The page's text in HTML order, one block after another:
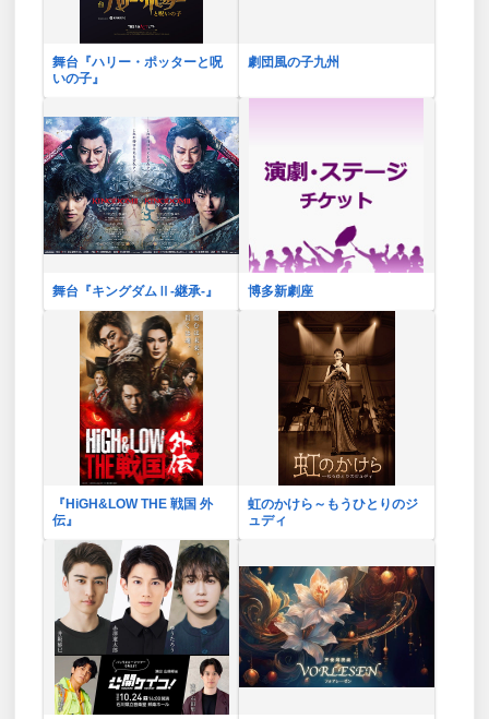
舞台『ハリー・ポッターと呪
いの子』
劇団風の子九州
舞台『キングダムⅡ-継承-』 博多新劇座
『HiGH&LOW THE 戦国 外
伝』
虹のかけら～もうひとりのジ
ュディ